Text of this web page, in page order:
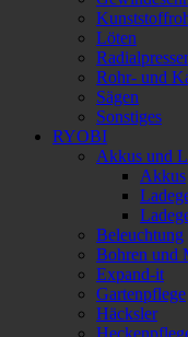
Löten
Rohr- und
Sägen
Sonstiges
RYOBI
Akkus und
Akkus
Beleuchtung
Bohren und
Expand-it
Gartenpflege
Häcksler